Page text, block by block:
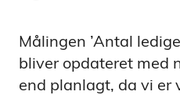
Målingen ’Antal
bliver opdateret med
end planlagt, da vi er